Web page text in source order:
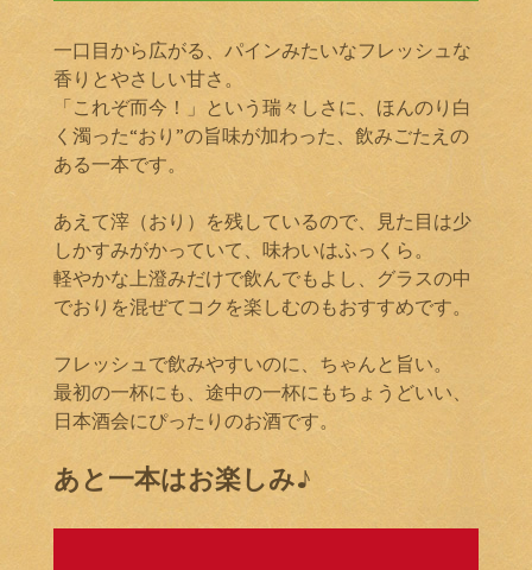
一口目から広がる、パインみたいなフレッシュな
香りとやさしい甘さ。
「これぞ而今！」という瑞々しさに、ほんのり白
く濁った“おり”の旨味が加わった、飲みごたえの
ある一本です。
あえて滓（おり）を残しているので、見た目は少
しかすみがかっていて、味わいはふっくら。
軽やかな上澄みだけで飲んでもよし、グラスの中
でおりを混ぜてコクを楽しむのもおすすめです。
フレッシュで飲みやすいのに、ちゃんと旨い。
最初の一杯にも、途中の一杯にもちょうどいい、
日本酒会にぴったりのお酒です。
あと一本はお楽しみ♪